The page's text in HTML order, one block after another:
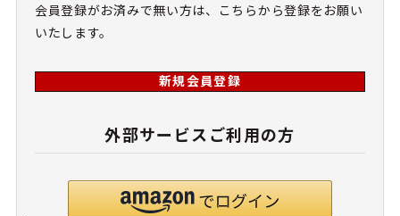
会員登録がお済みで無い方は、こちらから登録をお願い
いたします。
新規会員登録
外部サービスご利用の方